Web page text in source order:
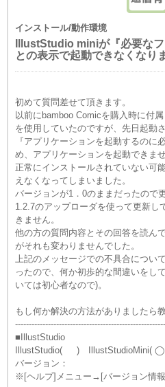
インストール/動作環境
IllustStudio miniが『必要な
との表示で起動できなくなり
初めて質問差せて頂きます。
以前にbamboo Comicを購入時に付
を使用していたのですが、先日起動
『アプリケーションを起動するのに
め、アプリケーションを起動できま
正常にインストールされていない可
えなくなってしまいました。
バージョンが1．0のままだったので
1.2.7のアップローダを使って更新し
きません。
他の方の質問内容とその回答を読ん
がそれも変わりませんでした。
上記のメッセージでの不具合につい
ったので、何か初歩的な間違いをし
いては初心者なので)。
もし何か解決の方法がありましたら
■IllustStudio
IllustStudio( ) IllustStudioMini(
バージョン：
※[ヘルプ]メニュー→[バージョン情報